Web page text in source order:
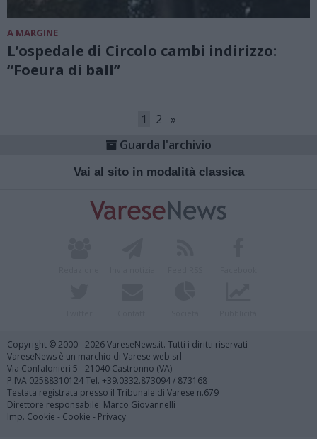
A MARGINE
L’ospedale di Circolo cambi indirizzo:
“Foeura di ball”
1 2
»
Guarda l'archivio
Vai al sito in modalità classica
Copyright © 2000 - 2026 VareseNews.it. Tutti i diritti riservati
VareseNews è un marchio di Varese web srl
Via Confalonieri 5 - 21040 Castronno (VA)
P.IVA 02588310124 Tel. +39.0332.873094 / 873168
Testata registrata presso il Tribunale di Varese n.679
Direttore responsabile: Marco Giovannelli
Imp. Cookie - Cookie - Privacy